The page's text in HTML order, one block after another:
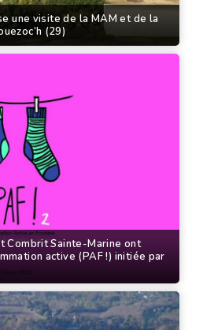
une visite de la MAM et de la
(29)
Combrit Sainte-Marine ont
active (PAF !) initiée par